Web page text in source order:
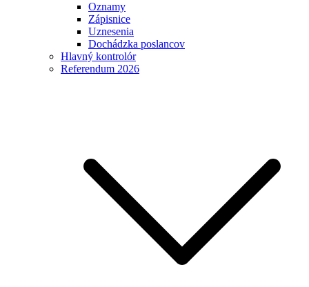
Oznamy
Zápisnice
Uznesenia
Dochádzka poslancov
Hlavný kontrolór
Referendum 2026